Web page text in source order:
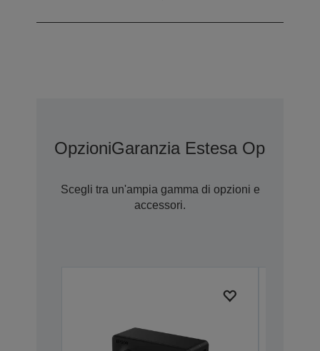
OpzioniGaranzia Estesa
Scegli tra un'ampia gamma di opzioni e
accessori.